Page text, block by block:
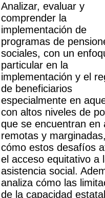
Analizar, evaluar y
comprender la
implementación de
programas de
sociales, con un
particular en la
implementación y el
de beneficiarios
especialmente en
con altos niveles de
que se encuentran en
remotas y
cómo estos desafíos
el acceso equitativo a
asistencia social.
analiza cómo las
de la capacidad